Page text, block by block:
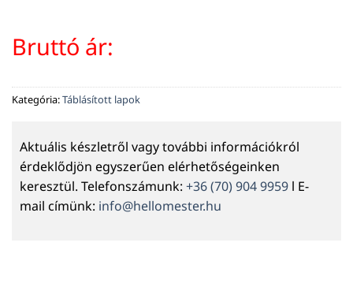
Bruttó ár:
Kategória:Táblásított lapok
Aktuális készletről vagy további információkról
érdeklődjön egyszerűen elérhetőségeinken
keresztül. Telefonszámunk: +36 (70) 904 9959 l E-
mail címünk: info@hellomester.hu